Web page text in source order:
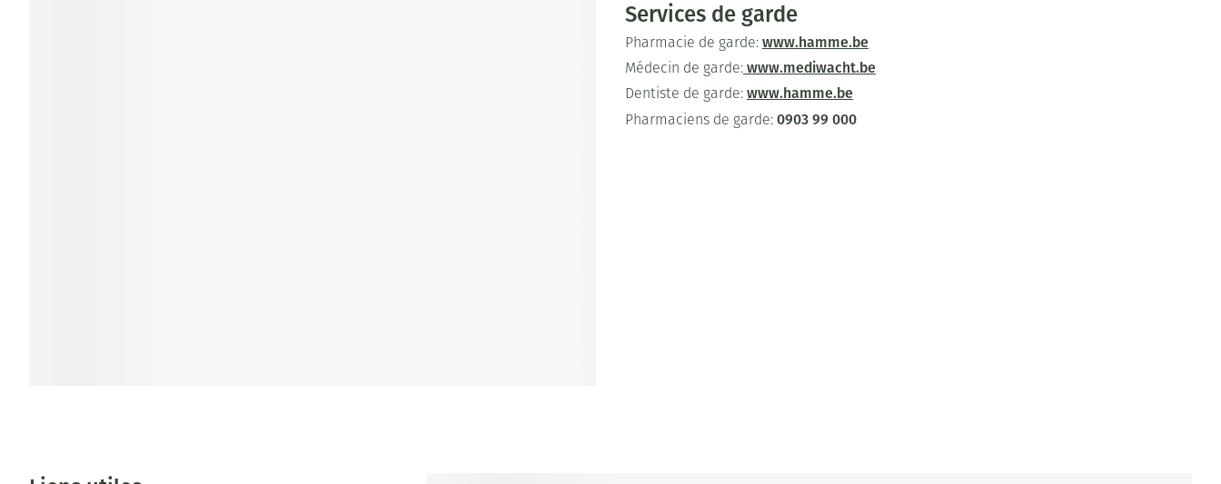
Services de garde
Pharmacie de garde: www.hamme.be
Médecin de garde: www.mediwacht.be
Dentiste de garde: www.hamme.be
Pharmaciens de garde: 0903 99 000